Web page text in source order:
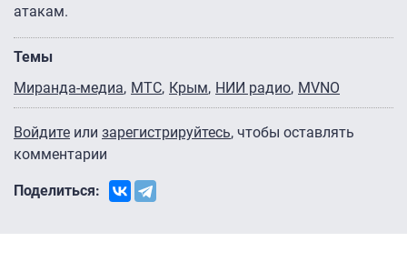
атакам.
Темы
Миранда-медиа МТС Крым НИИ радио MVNO
Войдите или зарегистрируйтесь, чтобы оставлять
комментарии
Поделиться: